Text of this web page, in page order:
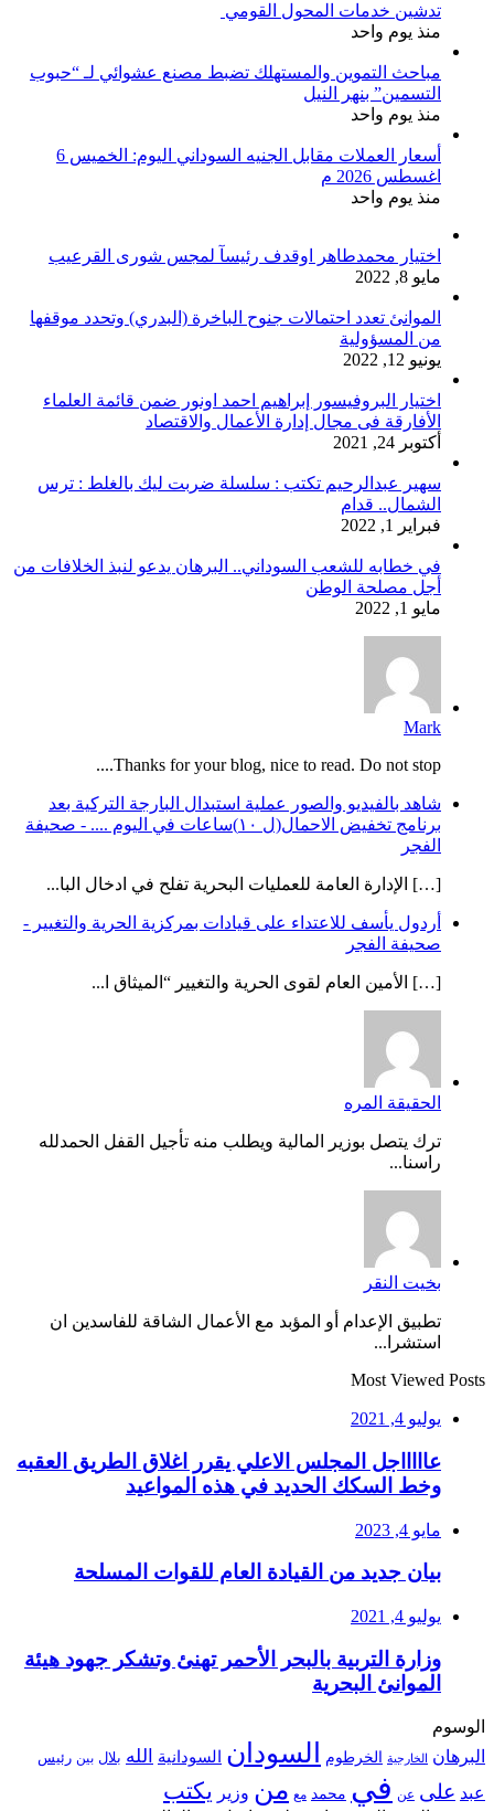
تدشين خدمات المحول القومي
منذ يوم واحد
مباحث التموين والمستهلك تضبط مصنع عشوائي لـ “حبوب
التسمين” بنهر النيل
منذ يوم واحد
أسعار العملات مقابل الجنيه السوداني اليوم: الخميس 6
اغسطس 2026 م
منذ يوم واحد
اختيار محمدطاهر اوقدف رئيسآ لمجس شورى القرعيب
مايو 8, 2022
الموانئ تعدد احتمالات جنوح الباخرة (البدري) وتحدد موقفها
من المسؤولية
يونيو 12, 2022
اختيار البروفيسور إبراهيم احمد اونور ضمن قائمة العلماء
الأفارقة فى مجال إدارة الأعمال والاقتصاد
أكتوبر 24, 2021
سهير عبدالرحيم تكتب : سلسلة ضربت ليك بالغلط : ترس
الشمال.. قدام
فبراير 1, 2022
في خطابه للشعب السوداني.. البرهان يدعو لنبذ الخلافات من
أجل مصلحة الوطن
مايو 1, 2022
Mark
Thanks for your blog, nice to read. Do not stop....
شاهد بالفيديو والصور عملية استبدال البارجة التركية بعد
برنامج تخفيض الاحمال(ل ١٠)ساعات في اليوم .... - صحيفة
الفجر
[…] الإدارة العامة للعمليات البحرية تفلح في ادخال البا...
أردول يأسف للاعتداء على قيادات بمركزية الحرية والتغيير -
صحيفة الفجر
[…] الأمين العام لقوى الحرية والتغيير “الميثاق ا...
الحقيقة المره
ترك يتصل بوزير المالية ويطلب منه تأجيل القفل الحمدلله
راسنا...
بخيت النقر
تطبيق الإعدام أو المؤبد مع الأعمال الشاقة للفاسدين ان
استشرا...
Most Viewed Posts
يوليو 4, 2021
عاااااجل المجلس الاعلي يقرر اغلاق الطريق العقبه
وخط السكك الحديد في هذه المواعيد
مايو 4, 2023
بيان جديد من القيادة العام للقوات المسلحة
يوليو 4, 2021
وزارة التربية بالبحر الأحمر تهنئ وتشكر جهود هيئة
الموانئ البحرية
الوسوم
البرهان
الخارجية الخرطوم السودان السودانية الله بلال بين رئيس
عبد على عن في محمد مع من وزير يكتب